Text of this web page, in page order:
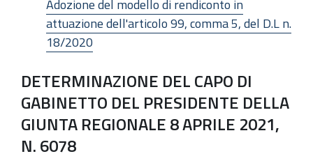
Adozione del modello di rendiconto in
attuazione dell'articolo 99, comma 5, del D.L n.
18/2020
DETERMINAZIONE DEL CAPO DI
GABINETTO DEL PRESIDENTE DELLA
GIUNTA REGIONALE 8 APRILE 2021,
N. 6078